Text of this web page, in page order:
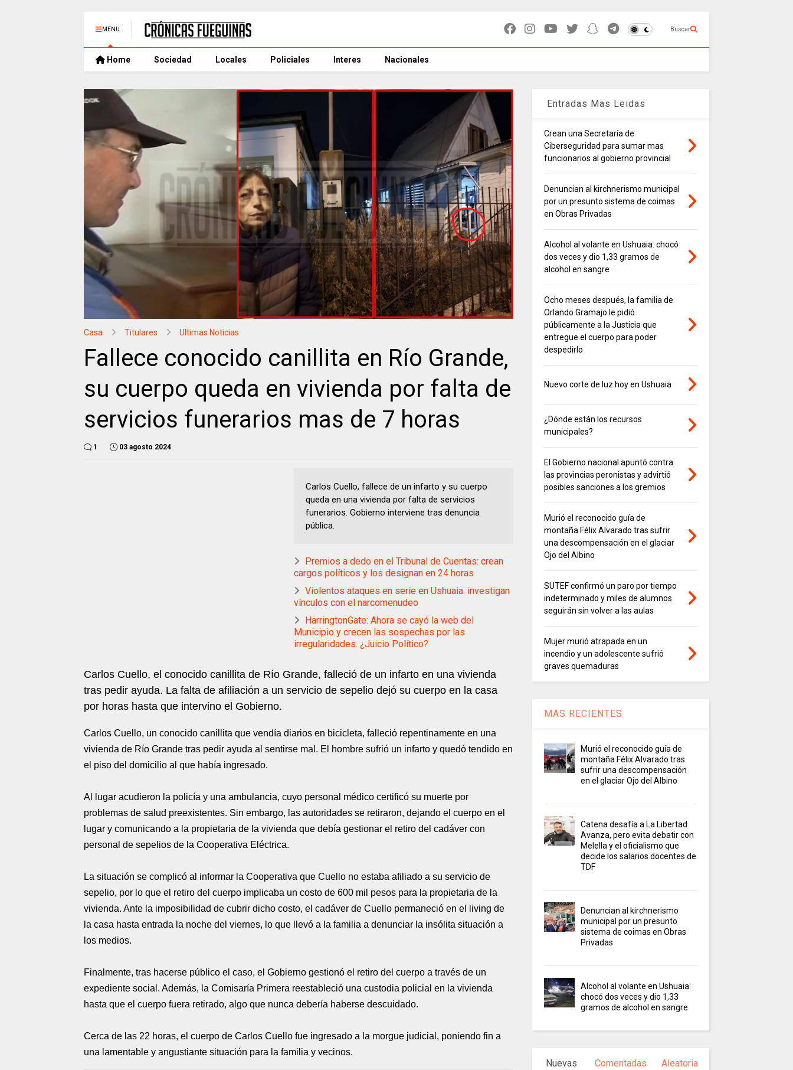
MENU Buscar
Home Sociedad Locales Policiales Interes Nacionales
Casa Titulares Ultimas Noticias
Fallece conocido canillita en Río Grande,
su cuerpo queda en vivienda por falta de
servicios funerarios mas de 7 horas
1 03 agosto 2024
Carlos Cuello, fallece de un infarto y su cuerpo
queda en una vivienda por falta de servicios
funerarios. Gobierno interviene tras denuncia
pública.
Premios a dedo en el Tribunal de Cuentas: crean
cargos políticos y los designan en 24 horas
Violentos ataques en serie en Ushuaia: investigan
vínculos con el narcomenudeo
HarringtonGate: Ahora se cayó la web del
Municipio y crecen las sospechas por las
irregularidades. ¿Juicio Político?
Carlos Cuello, el conocido canillita de Río Grande, falleció de un infarto en una vivienda
tras pedir ayuda. La falta de afiliación a un servicio de sepelio dejó su cuerpo en la casa
por horas hasta que intervino el Gobierno.
Carlos Cuello, un conocido canillita que vendía diarios en bicicleta, falleció repentinamente en una
vivienda de Río Grande tras pedir ayuda al sentirse mal. El hombre sufrió un infarto y quedó tendido en
el piso del domicilio al que había ingresado.
Al lugar acudieron la policía y una ambulancia, cuyo personal médico certificó su muerte por
problemas de salud preexistentes. Sin embargo, las autoridades se retiraron, dejando el cuerpo en el
lugar y comunicando a la propietaria de la vivienda que debía gestionar el retiro del cadáver con
personal de sepelios de la Cooperativa Eléctrica.
La situación se complicó al informar la Cooperativa que Cuello no estaba afiliado a su servicio de
sepelio, por lo que el retiro del cuerpo implicaba un costo de 600 mil pesos para la propietaria de la
vivienda. Ante la imposibilidad de cubrir dicho costo, el cadáver de Cuello permaneció en el living de
la casa hasta entrada la noche del viernes, lo que llevó a la familia a denunciar la insólita situación a
los medios.
Finalmente, tras hacerse público el caso, el Gobierno gestionó el retiro del cuerpo a través de un
expediente social. Además, la Comisaría Primera reestableció una custodia policial en la vivienda
hasta que el cuerpo fuera retirado, algo que nunca debería haberse descuidado.
Cerca de las 22 horas, el cuerpo de Carlos Cuello fue ingresado a la morgue judicial, poniendo fin a
una lamentable y angustiante situación para la familia y vecinos.
Entradas Mas Leidas
Crean una Secretaría de
Ciberseguridad para sumar mas
funcionarios al gobierno provincial
Denuncian al kirchnerismo municipal
por un presunto sistema de coimas
en Obras Privadas
Alcohol al volante en Ushuaia: chocó
dos veces y dio 1,33 gramos de
alcohol en sangre
Ocho meses después, la familia de
Orlando Gramajo le pidió
públicamente a la Justicia que
entregue el cuerpo para poder
despedirlo
Nuevo corte de luz hoy en Ushuaia
¿Dónde están los recursos
municipales?
El Gobierno nacional apuntó contra
las provincias peronistas y advirtió
posibles sanciones a los gremios
Murió el reconocido guía de
montaña Félix Alvarado tras sufrir
una descompensación en el glaciar
Ojo del Albino
SUTEF confirmó un paro por tiempo
indeterminado y miles de alumnos
seguirán sin volver a las aulas
Mujer murió atrapada en un
incendio y un adolescente sufrió
graves quemaduras
MAS RECIENTES
Murió el reconocido guía de
montaña Félix Alvarado tras
sufrir una descompensación
en el glaciar Ojo del Albino
Catena desafía a La Libertad
Avanza, pero evita debatir con
Melella y el oficialismo que
decide los salarios docentes de
TDF
Denuncian al kirchnerismo
municipal por un presunto
sistema de coimas en Obras
Privadas
Alcohol al volante en Ushuaia:
chocó dos veces y dio 1,33
gramos de alcohol en sangre
Nuevas Comentadas Aleatoria